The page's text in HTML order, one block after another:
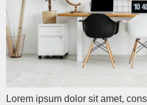
Lorem ipsum dolor sit amet,